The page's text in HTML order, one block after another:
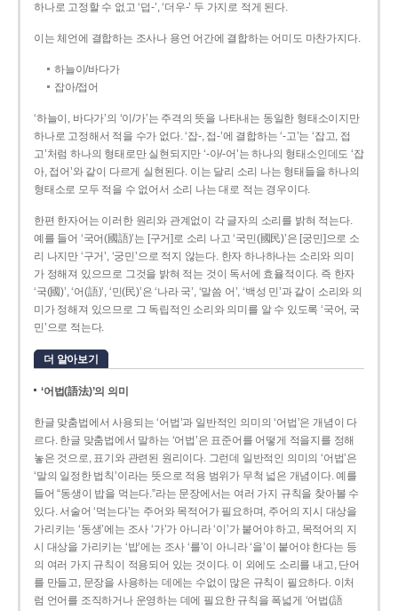
하나로 고정할 수 없고 ‘덥-’, ‘더우-’ 두 가지로 적게 된다.
이는 체언에 결합하는 조사나 용언 어간에 결합하는 어미도 마찬가지다.
하늘이/바다가
잡아/접어
‘하늘이, 바다가’의 ‘이/가’는 주격의 뜻을 나타내는 동일한 형태소이지만
하나로 고정해서 적을 수가 없다. ‘잡-, 접-’에 결합하는 ‘-고’는 ‘잡고, 접
고’처럼 하나의 형태로만 실현되지만 ‘-아/-어’는 하나의 형태소인데도 ‘잡
아, 접어’와 같이 다르게 실현된다. 이는 달리 소리 나는 형태들을 하나의
형태소로 모두 적을 수 없어서 소리 나는 대로 적는 경우이다.
한편 한자어는 이러한 원리와 관계없이 각 글자의 소리를 밝혀 적는다.
예를 들어 ‘국어(國語)’는 [구거]로 소리 나고 ‘국민(國民)’은 [궁민]으로 소
리 나지만 ‘구거’, ‘궁민’으로 적지 않는다. 한자 하나하나는 소리와 의미
가 정해져 있으므로 그것을 밝혀 적는 것이 독서에 효율적이다. 즉 한자
‘국(國)’, ‘어(語)’, ‘민(民)’은 ‘나라 국’, ‘말씀 어’, ‘백성 민’과 같이 소리와 의
미가 정해져 있으므로 그 독립적인 소리와 의미를 알 수 있도록 ‘국어, 국
민’으로 적는다.
더 알아보기
‘어법(語法)’의 의미
한글 맞춤법에서 사용되는 ‘어법’과 일반적인 의미의 ‘어법’은 개념이 다
르다. 한글 맞춤법에서 말하는 ‘어법’은 표준어를 어떻게 적을지를 정해
놓은 것으로, 표기와 관련된 원리이다. 그런데 일반적인 의미의 ‘어법’은
‘말의 일정한 법칙’이라는 뜻으로 적용 범위가 무척 넓은 개념이다. 예를
들어 “동생이 밥을 먹는다.”라는 문장에서는 여러 가지 규칙을 찾아볼 수
있다. 서술어 ‘먹는다’는 주어와 목적어가 필요하며, 주어의 지시 대상을
가리키는 ‘동생’에는 조사 ‘가’가 아니라 ‘이’가 붙어야 하고, 목적어의 지
시 대상을 가리키는 ‘밥’에는 조사 ‘를’이 아니라 ‘을’이 붙어야 한다는 등
의 여러 가지 규칙이 적용되어 있는 것이다. 이 외에도 소리를 내고, 단어
를 만들고, 문장을 사용하는 데에는 수없이 많은 규칙이 필요하다. 이처
럼 언어를 조직하거나 운영하는 데에 필요한 규칙을 폭넓게 ‘어법(語